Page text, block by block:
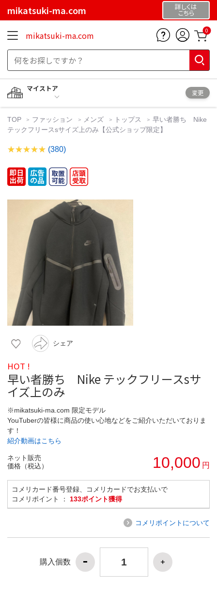
mikatsuki-ma.com 詳しくは
こちら
mikatsuki-ma.com 0
マイストア
変更
TOP ファッション メンズ トップス
早い者勝ち Nike
テックフリースsサイズ上のみ【公式ショップ限定】
(380)
シェア
HOT !
早い者勝ち Nike テックフリースsサ
イズ上のみ
※mikatsuki-ma.com 限定モデル
YouTuberの皆様に商品の使い心地などをご紹介いただいておりま
す！
紹介動画はこちら
ネット販売
価格（税込）
10,000 円
コメリカード番号登録、コメリカードでお支払いで
コメリポイント ： 133ポイント獲得
コメリポイントについて
購入個数